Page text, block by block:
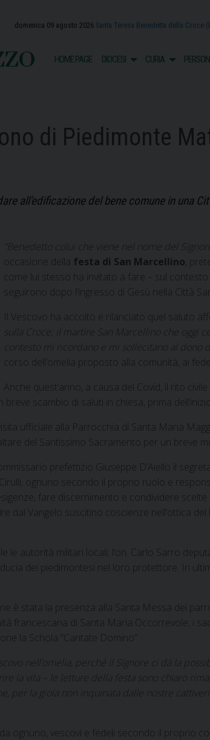
domenica 09 agosto 2026 Santa Teresa Benedetta della Croce
HOME PAGE DIOCESI CURIA
di Piedimonte
all'edificazione del bene comune in una
“Benedetto colui che viene nel nome del Signore”
occasione della festa di San Marcellino ,
come lui stesso ha invitato a fare – sul
seguirono dopo l’ingresso di Gesù nella Città
Il Vescovo ha accolto e rilanciato quel saluto
sulla Croce; il martire San Marcellino che oggi
contesto mi ricordano e mi sollecitano al dono
corso dell’omelia proposto alla comunità, ai
Anche quest’anno, a causa del Covid, il rito
scambio di saluti in chiesa, prima
ufficiale alla Parrocchia di Santa Maria
del Santissimo Sacramento per un breve
prefettizio Giuseppe D’Aiello il
ognuno secondo il proprio ruolo e
fare discernimento e condividere
dal Vangelo suscitino coscienze nell’ottica
autorità militari locali; l’on. Carlo Sarro
dei piedimontesi nel loro protettore. In
è stata la presenza alla Santa Messa dei
francescana di Santa Maria Occorrevole; i
la Schola “Cantate Domino”.
nell’omelia, perché il Signore ci dà la
la vita – le letture della festa sono chiaro
per la gioia non inquinata dalle nostre
ognuno, vescovi e fedeli secondo il proprio